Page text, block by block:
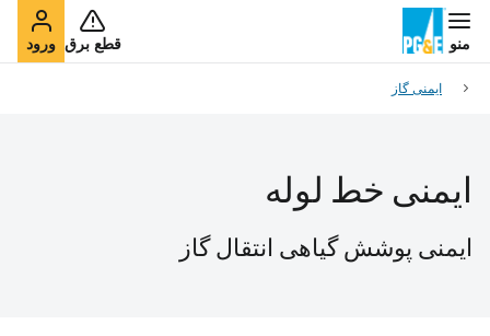
منو قطع برق ورود
ایمنی گاز
ایمنی خط لوله
ایمنی پوشش گیاهی انتقال گاز